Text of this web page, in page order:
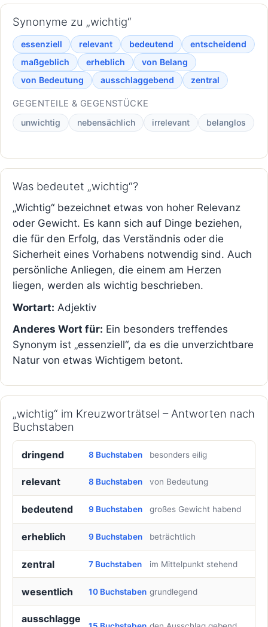
Synonyme zu „wichtig“
essenziell relevant bedeutend
entscheidend
maßgeblich
erheblich
von Belang
von Bedeutung
ausschlaggebend zentral
GEGENTEILE & GEGENSTÜCKE
unwichtig nebensächlich irrelevant belanglos
Was bedeutet „wichtig“?
„Wichtig“ bezeichnet etwas von hoher Relevanz
oder Gewicht. Es kann sich auf Dinge beziehen,
die für den Erfolg, das Verständnis oder die
Sicherheit eines Vorhabens notwendig sind. Auch
persönliche Anliegen, die einem am Herzen
liegen, werden als wichtig beschrieben.
Wortart: Adjektiv
Anderes Wort für: Ein besonders treffendes
Synonym ist „essenziell“, da es die unverzichtbare
Natur von etwas Wichtigem betont.
„wichtig“ im Kreuzworträtsel – Antworten nach
Buchstaben
dringend 8 Buchstaben besonders eilig
relevant 8 Buchstaben von Bedeutung
bedeutend 9 Buchstaben großes Gewicht habend
erheblich 9 Buchstaben beträchtlich
zentral 7 Buchstaben im Mittelpunkt stehend
wesentlich 10 Buchstaben grundlegend
ausschlagge